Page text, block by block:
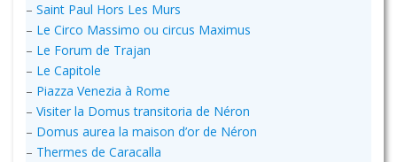
– Saint Paul Hors Les Murs
– Le Circo Massimo ou circus Maximus
– Le Forum de Trajan
– Le Capitole
– Piazza Venezia à Rome
– Visiter la Domus transitoria de Néron
– Domus aurea la maison d’or de Néron
– Thermes de Caracalla